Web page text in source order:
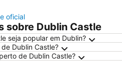
oficial
sobre Dublin Castle
seja popular em Dublin?
Dublin Castle?
de Dublin Castle?